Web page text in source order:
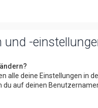
und -
alle deine Einstellungen in
auf deinen